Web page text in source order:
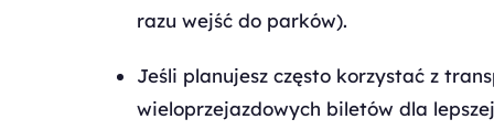
razu wejść do parków).
Jeśli planujesz często korzystać z
wieloprzejazdowych biletów dla